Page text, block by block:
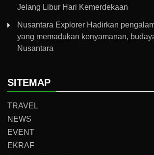
Jelang Libur Hari Kemerdekaan
Nusantara Explorer Hadirkan
yang memadukan kenyamanan,
Nusantara
SITEMAP
TRAVEL
NEWS
EVENT
EKRAF